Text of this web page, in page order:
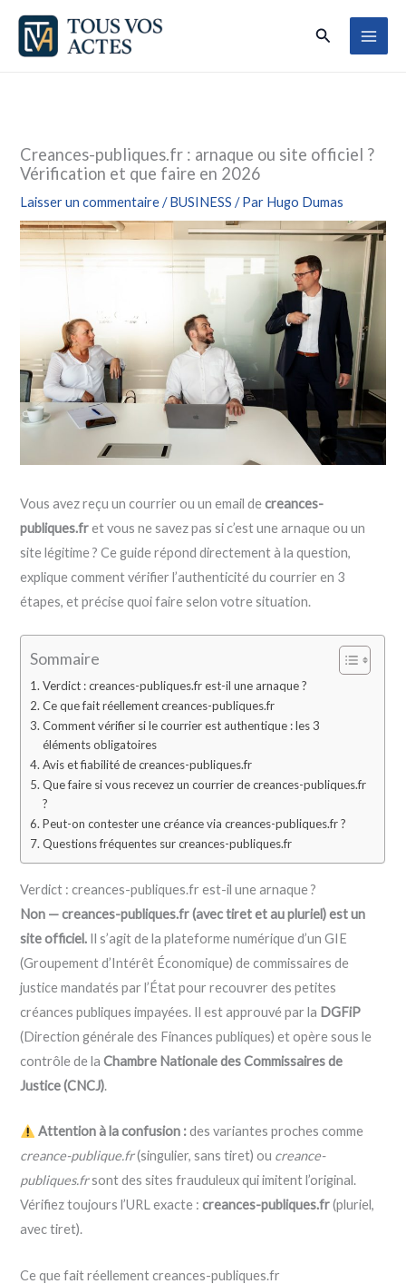
Aller
contenu
Rechercher
Creances-publiques.fr : arnaque ou site officiel ?
Vérification et que faire en 2026
Laisser un commentaire /BUSINESS / Par Hugo Dumas
Vous avez reçu un courrier ou un email decreances-
publiques.fret vous ne savez pas si c’est une arnaque ou un
site légitime ? Ce guide répond directement à la question,
explique comment vérifier l’authenticité du courrier en 3
étapes, et précise quoi faire selon votre situation.
Sommaire
Verdict : creances-publiques.fr est-il une arnaque ?
Ce que fait réellement creances-publiques.fr
Comment vérifier si le courrier est authentique : les 3
éléments obligatoires
Avis et fiabilité de creances-publiques.fr
Que faire si vous recevez un courrier de creances-publiques.fr
?
Peut-on contester une créance via creances-publiques.fr ?
Questions fréquentes sur creances-publiques.fr
Verdict : creances-publiques.fr est-il une arnaque ?
Non — creances-publiques.fr (avec tiret et au pluriel) est un
site officiel. Il s’agit de la plateforme numérique d’un GIE
(Groupement d’Intérêt Économique) de commissaires de
justice mandatés par l’État pour recouvrer des petites
créances publiques impayées. Il est approuvé par la DGFiP
(Direction générale des Finances publiques) et opère sous le
contrôle de laChambre Nationale des Commissaires de
Justice (CNCJ).
Attention à la confusion :des variantes proches comme
creance-publique.fr(singulier, sans tiret) ou creance-
publiques.frsont des sites frauduleux qui imitent l’original.
Vérifiez toujours l’URL exacte :creances-publiques.fr(pluriel,
avec tiret).
Ce que fait réellement creances-publiques.fr